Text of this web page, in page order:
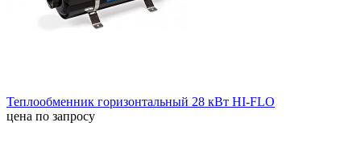
Теплообменник горизонтальный 28 кВт HI-FLO
цена по запросу